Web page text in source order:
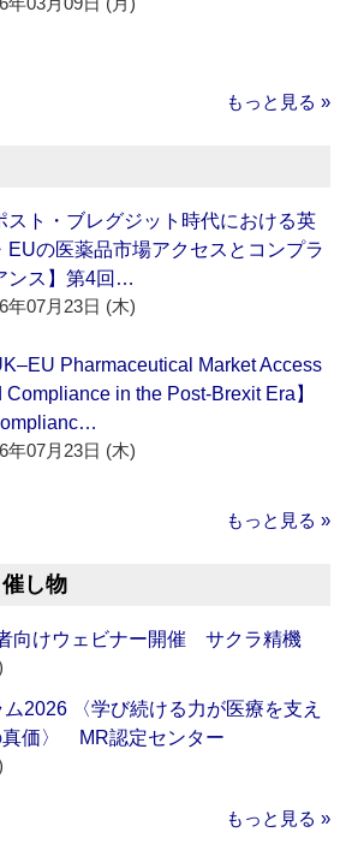
もっと見る »
スト・ブレグジット時代における英
EUの医薬品市場アクセスとコンプラ
ンス】第4回…
年07月23日 (木)
Pharmaceutical Market Access
Compliance in the Post-Brexit Era】
年07月23日 (木)
もっと見る »
し物
向けウェビナー開催 サクラ精機
2026 〈学び続ける力が医療を支え
価〉 MR認定センター
もっと見る »